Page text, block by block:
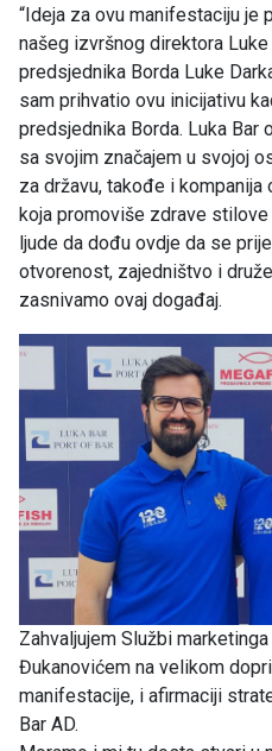
“Ideja za ovu manifestaciju
našeg izvršnog direktora
predsjednika Borda Luke
sam prihvatio ovu inicijativu
predsjednika Borda. Luka Bar
sa svojim značajem u svojoj
za državu, takođe i
koja promoviše zdrave
ljude da dođu ovdje da se
otvorenost, zajedništvo i
zasnivamo ovaj događaj.
Zahvaljujem Službi
Đukanovićem na velikom
manifestacije, i afirmaciji
Bar AD.